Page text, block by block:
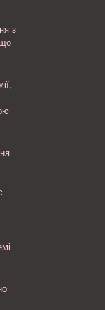
з
що